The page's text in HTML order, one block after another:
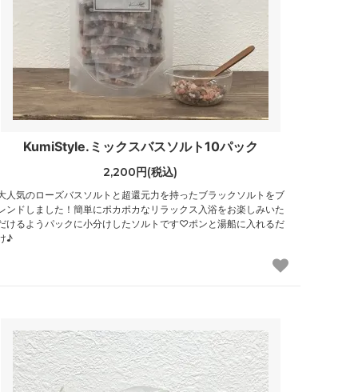
KumiStyle.ミックスバスソルト10パック
2,200円(税込)
人気のローズバスソルトと超還元力を持ったブラックソルトをブ
ンドしました！簡単にポカポカなリラックス入浴をお楽しみいた
けるようパックに小分けしたソルトです♡ポンと湯船に入れるだ
♪